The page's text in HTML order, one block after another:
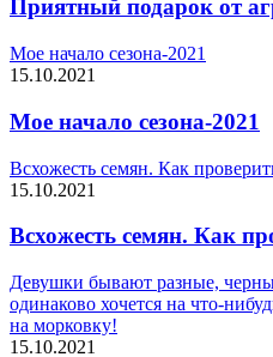
Приятный подарок от
Мое начало сезона-2021
15.10.2021
Мое начало сезона-2021
Всхожесть семян. Как
15.10.2021
Всхожесть семян. Как
Девушки бывают разные,
одинаково хочется на что-
на морковку!
15.10.2021